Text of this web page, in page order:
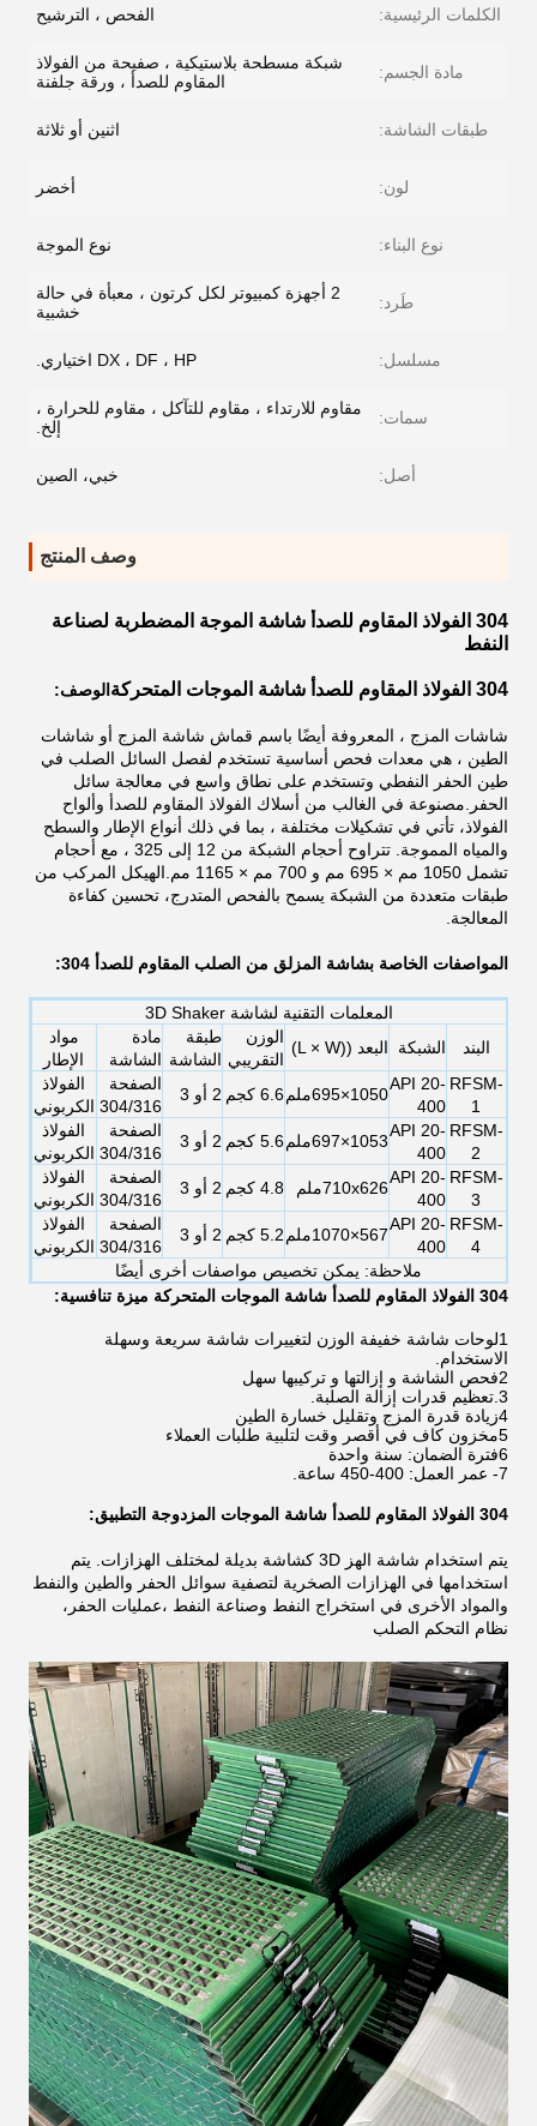
الكلمات الرئيسية: الفحص ، الترشيح
مادة الجسم:
شبكة مسطحة بلاستيكية ، صفيحة من الفولاذ
المقاوم للصدأ ، ورقة جلفنة
طبقات الشاشة: اثنين أو ثلاثة
لون: أخضر
نوع البناء: نوع الموجة
طَرد:
2 أجهزة كمبيوتر لكل كرتون ، معبأة في حالة
خشبية
مسلسل: DX ، DF ، HP اختياري.
سمات:
مقاوم للارتداء ، مقاوم للتآكل ، مقاوم للحرارة ،
إلخ.
أصل: خبي، الصين
وصف المنتج
304 الفولاذ المقاوم للصدأ شاشة الموجة المضطربة لصناعة
النفط
304 الفولاذ المقاوم للصدأ شاشة الموجات المتحركة الوصف:
شاشات المزج ، المعروفة أيضًا باسم قماش شاشة المزج أو شاشات
الطين ، هي معدات فحص أساسية تستخدم لفصل السائل الصلب في
طين الحفر النفطي وتستخدم على نطاق واسع في معالجة سائل
الحفر.مصنوعة في الغالب من أسلاك الفولاذ المقاوم للصدأ وألواح
الفولاذ، تأتي في تشكيلات مختلفة ، بما في ذلك أنواع الإطار والسطح
والمياه المموجة. تتراوح أحجام الشبكة من 12 إلى 325 ، مع أحجام
تشمل 1050 مم × 695 مم و 700 مم × 1165 مم.الهيكل المركب من
طبقات متعددة من الشبكة يسمح بالفحص المتدرج، تحسين كفاءة
المعالجة.
المواصفات الخاصة بشاشة المزلق من الصلب المقاوم للصدأ 304:
المعلمات التقنية لشاشة 3D Shaker
البند
الشبكة البعد ((L × W)
الوزن
التقريبي
طبقة
الشاشة
مادة
الشاشة
مواد
الإطار
RFSM-
1
API 20-
400
1050×695ملم 6.6 كجم 2 أو 3
الصفحة
304/316
الفولاذ
الكربوني
RFSM-
2
API 20-
400
1053×697ملم 5.6 كجم 2 أو 3
الصفحة
304/316
الفولاذ
الكربوني
RFSM-
3
API 20-
400
710x626ملم 4.8 كجم 2 أو 3
الصفحة
304/316
الفولاذ
الكربوني
RFSM-
4
API 20-
400
567×1070ملم 5.2 كجم 2 أو 3
الصفحة
304/316
الفولاذ
الكربوني
ملاحظة: يمكن تخصيص مواصفات أخرى أيضًا
304 الفولاذ المقاوم للصدأ شاشة الموجات المتحركة ميزة تنافسية:
1لوحات شاشة خفيفة الوزن لتغييرات شاشة سريعة وسهلة
الاستخدام.
2فحص الشاشة و إزالتها و تركيبها سهل
3.تعظيم قدرات إزالة الصلبة.
4زيادة قدرة المزج وتقليل خسارة الطين
5مخزون كاف في أقصر وقت لتلبية طلبات العملاء
6فترة الضمان: سنة واحدة
7- عمر العمل: 400-450 ساعة.
304 الفولاذ المقاوم للصدأ شاشة الموجات المزدوجة التطبيق:
يتم استخدام شاشة الهز 3D كشاشة بديلة لمختلف الهزازات. يتم
استخدامها في الهزازات الصخرية لتصفية سوائل الحفر والطين والنفط
والمواد الأخرى في استخراج النفط وصناعة النفط ،عمليات الحفر،
نظام التحكم الصلب